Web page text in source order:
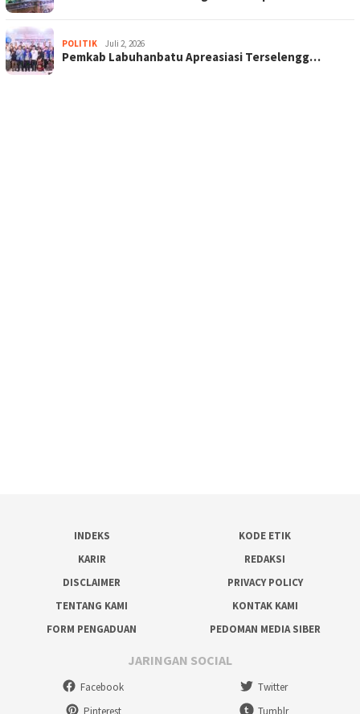
POLITIK Juli 2, 2026
Pemkab Labuhanbatu Apreasiasi Terselengg…
INDEKS
KODE ETIK
KARIR
REDAKSI
DISCLAIMER
PRIVACY POLICY
TENTANG KAMI
KONTAK KAMI
FORM PENGADUAN
PEDOMAN MEDIA SIBER
JARINGAN SOCIAL
Facebook
Twitter
Pinterest
Tumblr